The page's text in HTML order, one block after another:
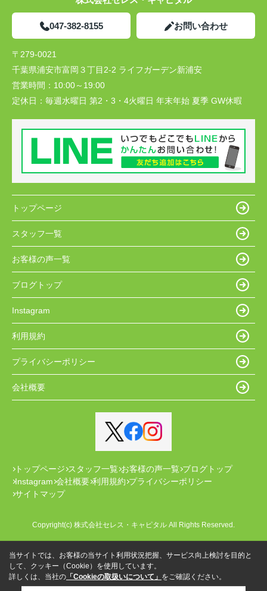
047-382-8155 お問い合わせ
〒279-0021
千葉県浦安市富岡３丁目2-2 ライフガーデン新浦安
営業時間： 10:00～19:00
定休日： 毎週水曜日 第2・3・4火曜日 年末年始 夏季 GW休暇
トップページ
スタッフ一覧
お客様の声一覧
ブログトップ
Instagram
利用規約
プライバシーポリシー
会社概要
トップページ スタッフ一覧 お客様の声一覧 ブログトップ
Instagram 会社概要 利用規約 プライバシーポリシー
サイトマップ
Copyright(c) 株式会社セレス・キャピタル All Rights Reserved.
当サイトでは、お客様の当サイト利用状況把握、サービス向上検討を目的と
して、クッキー（Cookie）を使用しています。
詳しくは、当社の 「Cookieの取扱いについて」 をご確認ください。